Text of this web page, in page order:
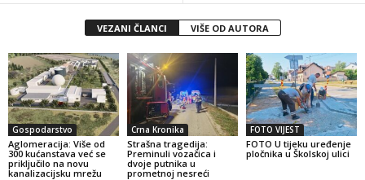
VEZANI ČLANCI VIŠE OD AUTORA
Gospodarstvo
Aglomeracija: Više od
300 kućanstava već se
priključilo na novu
kanalizacijsku mrežu
Crna Kronika
Strašna tragedija:
Preminuli vozačica i
dvoje putnika u
prometnoj nesreći
FOTO VIJEST
FOTO U tijeku uređenje
pločnika u Školskoj ulici